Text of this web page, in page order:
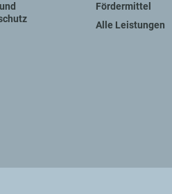
Fördermittel
Alle Leistungen